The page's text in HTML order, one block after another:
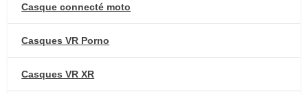
Casque connecté moto
Casques VR Porno
Casques VR XR